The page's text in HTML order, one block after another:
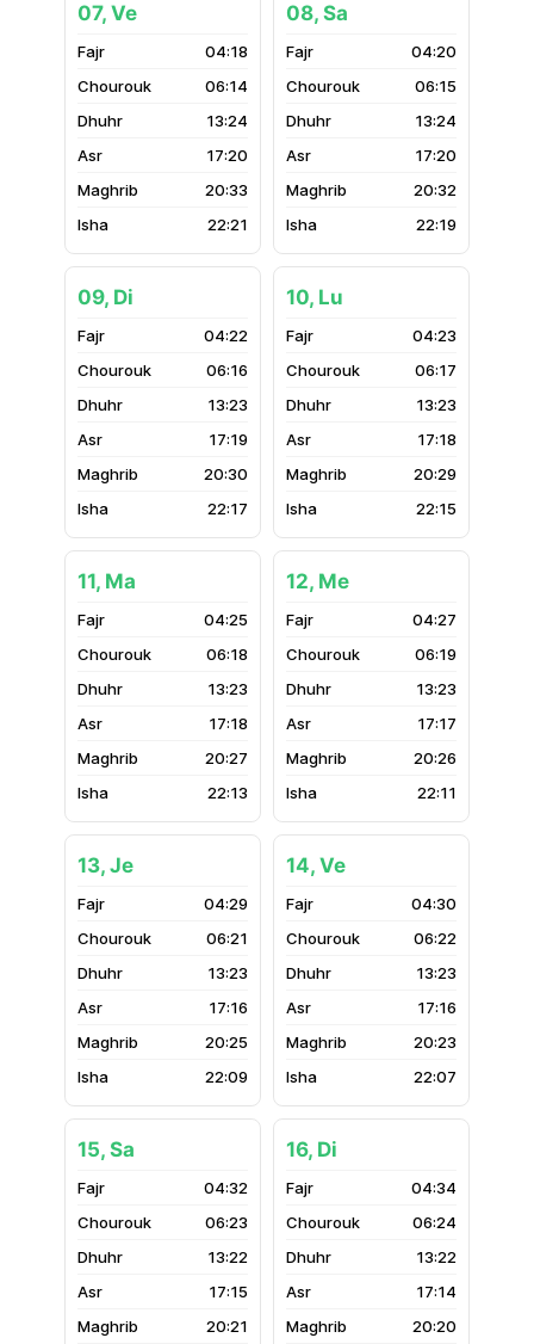
07, Ve
04:18
06:14
13:24
17:20
20:33
22:21
08, Sa
04:20
06:15
13:24
17:20
20:32
22:19
09, Di
04:22
06:16
13:23
17:19
20:30
22:17
10, Lu
04:23
06:17
13:23
17:18
20:29
22:15
11, Ma
04:25
06:18
13:23
17:18
20:27
22:13
12, Me
04:27
06:19
13:23
17:17
20:26
22:11
13, Je
04:29
06:21
13:23
17:16
20:25
22:09
14, Ve
04:30
06:22
13:23
17:16
20:23
22:07
15, Sa
04:32
06:23
13:22
17:15
20:21
16, Di
04:34
06:24
13:22
17:14
20:20